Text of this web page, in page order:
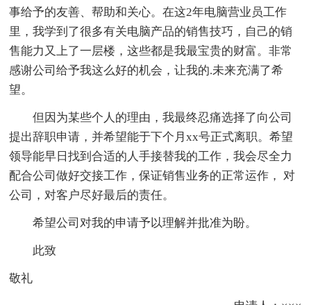
事给予的友善、帮助和关心。在这2年电脑营业员工作
里，我学到了很多有关电脑产品的销售技巧，自己的销
售能力又上了一层楼，这些都是我最宝贵的财富。非常
感谢公司给予我这么好的机会，让我的.未来充满了希
望。
但因为某些个人的理由，我最终忍痛选择了向公司
提出辞职申请，并希望能于下个月xx号正式离职。希望
领导能早日找到合适的人手接替我的工作，我会尽全力
配合公司做好交接工作，保证销售业务的正常运作， 对
公司，对客户尽好最后的责任。
希望公司对我的申请予以理解并批准为盼。
此致
敬礼